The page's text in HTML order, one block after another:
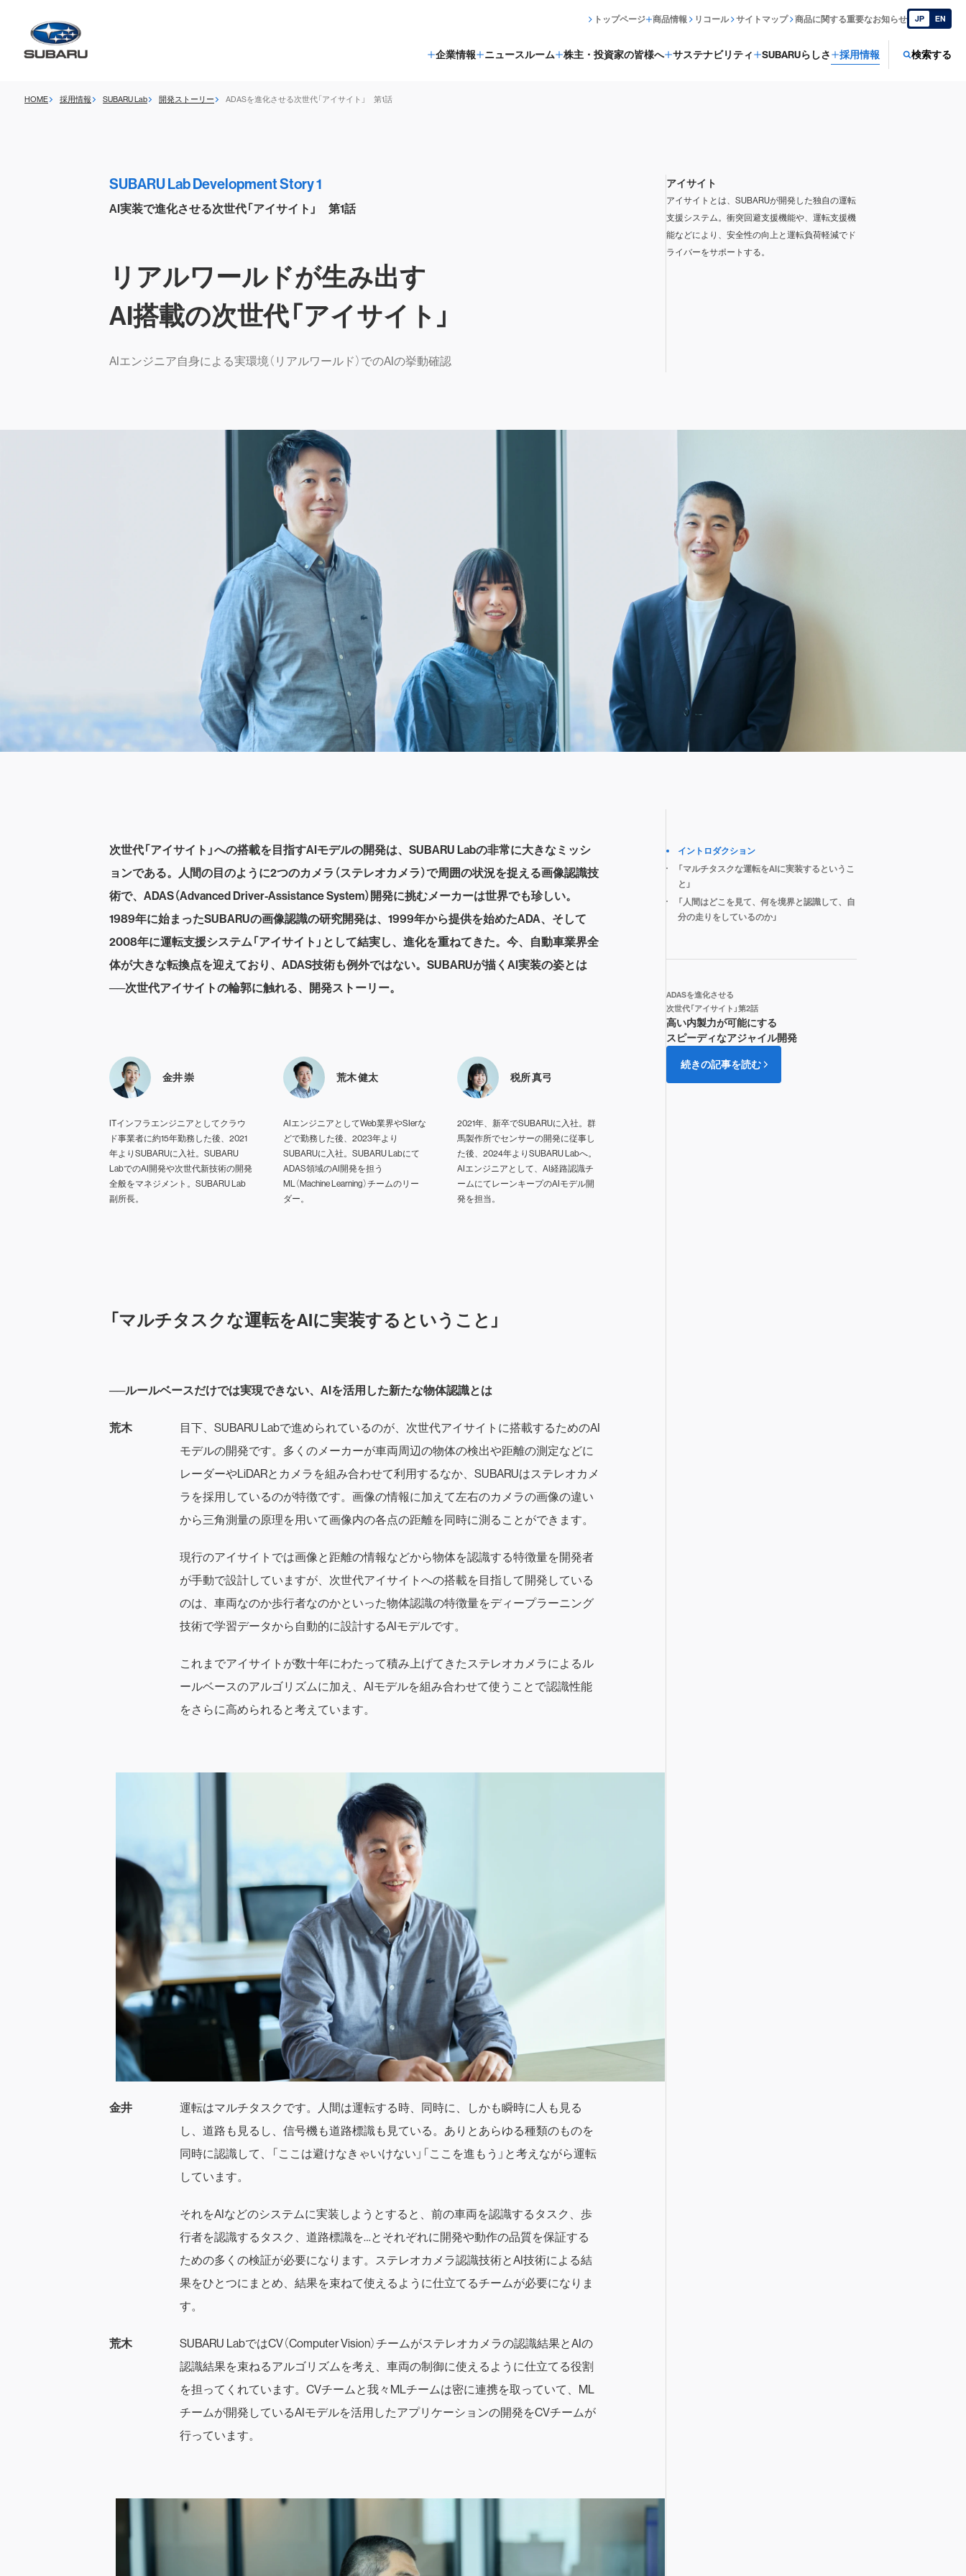
企業情報 ニュースルーム 株主・投資家の皆様へ サステナビリティ SUBARUらしさ 採用情報 検索する
トップページ 商品情報 リコール サイトマップ 商品に関する重要なお知らせ JP EN
HOME 採用情報 SUBARU Lab 開発ストーリー ADASを進化させる次世代「アイサイト」 第1話
SUBARU Lab Development Story 1
AI実装で進化させる次世代「アイサイト」 第1話
リアルワールドが生み出す
AI搭載の次世代「アイサイト」
AIエンジニア自身による実環境（リアルワールド）でのAIの挙動確認
アイサイト
アイサイトとは、SUBARUが開発した独自の運転
支援システム。衝突回避支援機能や、運転支援機
能などにより、安全性の向上と運転負荷軽減でド
ライバーをサポートする。
次世代「アイサイト」への搭載を目指すAIモデルの開発は、SUBARU Labの非常に大きなミッシ
ョンである。人間の目のように2つのカメラ（ステレオカメラ）で周囲の状況を捉える画像認識技
術で、ADAS（Advanced Driver-Assistance System）開発に挑むメーカーは世界でも珍しい。
1989年に始まったSUBARUの画像認識の研究開発は、1999年から提供を始めたADA、そして
2008年に運転支援システム「アイサイト」として結実し、進化を重ねてきた。今、自動車業界全
体が大きな転換点を迎えており、ADAS技術も例外ではない。SUBARUが描くAI実装の姿とは
──次世代アイサイトの輪郭に触れる、開発ストーリー。
金井 崇
ITインフラエンジニアとしてクラウ
ド事業者に約15年勤務した後、2021
年よりSUBARUに入社。SUBARU
LabでのAI開発や次世代新技術の開発
全般をマネジメント。SUBARU Lab
副所長。
荒木 健太
AIエンジニアとしてWeb業界やSIerな
どで勤務した後、2023年より
SUBARUに入社。SUBARU Labにて
ADAS領域のAI開発を担う
ML（Machine Learning）チームのリー
ダー。
税所 真弓
2021年、新卒でSUBARUに入社。群
馬製作所でセンサーの開発に従事し
た後、2024年よりSUBARU Labへ。
AIエンジニアとして、AI経路認識チ
ームにてレーンキープのAIモデル開
発を担当。
「マルチタスクな運転をAIに実装するということ」
──ルールベースだけでは実現できない、AIを活用した新たな物体認識とは
荒木
目下、SUBARU Labで進められているのが、次世代アイサイトに搭載するためのAI
モデルの開発です。多くのメーカーが車両周辺の物体の検出や距離の測定などに
レーダーやLiDARとカメラを組み合わせて利用するなか、SUBARUはステレオカメ
ラを採用しているのが特徴です。画像の情報に加えて左右のカメラの画像の違い
から三角測量の原理を用いて画像内の各点の距離を同時に測ることができます。
現行のアイサイトでは画像と距離の情報などから物体を認識する特徴量を開発者
が手動で設計していますが、次世代アイサイトへの搭載を目指して開発している
のは、車両なのか歩行者なのかといった物体認識の特徴量をディープラーニング
技術で学習データから自動的に設計するAIモデルです。
これまでアイサイトが数十年にわたって積み上げてきたステレオカメラによるル
ールベースのアルゴリズムに加え、AIモデルを組み合わせて使うことで認識性能
をさらに高められると考えています。
金井
運転はマルチタスクです。人間は運転する時、同時に、しかも瞬時に人も見る
し、道路も見るし、信号機も道路標識も見ている。ありとあらゆる種類のものを
同時に認識して、「ここは避けなきゃいけない」「ここを進もう」と考えながら運転
しています。
それをAIなどのシステムに実装しようとすると、前の車両を認識するタスク、歩
行者を認識するタスク、道路標識を…とそれぞれに開発や動作の品質を保証する
ための多くの検証が必要になります。ステレオカメラ認識技術とAI技術による結
果をひとつにまとめ、結果を束ねて使えるように仕立てるチームが必要になりま
す。
荒木
SUBARU LabではCV（Computer Vision）チームがステレオカメラの認識結果とAIの
認識結果を束ねるアルゴリズムを考え、車両の制御に使えるように仕立てる役割
を担ってくれています。CVチームと我々MLチームは密に連携を取っていて、ML
チームが開発しているAIモデルを活用したアプリケーションの開発をCVチームが
行っています。
目次イントロダクション
「マルチタスクな運転をAIに実装するというこ
と」
「人間はどこを見て、何を境界と認識して、自
分の走りをしているのか」
ADASを進化させる
次世代「アイサイト」第2話
高い内製力が可能にする
スピーディなアジャイル開発
続きの記事を読む